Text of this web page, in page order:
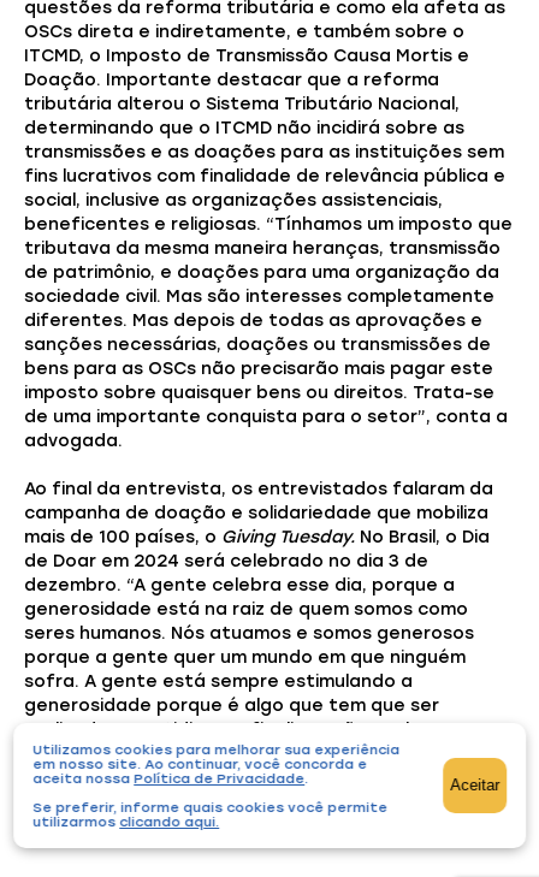
Utilizamos cookies para melhorar sua experiência
em nosso site. Ao continuar, você concorda e
aceita nossaPolítica de Privacidade.
Se preferir, informe quais cookies você permite
utilizarmosclicando aqui.
Aceitar
questões da reforma tributária e como ela afeta as
OSCs direta e indiretamente, e também sobre o
ITCMD, o Imposto de Transmissão Causa Mortis e
Doação. Importante destacar que a reforma
tributária alterou o Sistema Tributário Nacional,
determinando que o ITCMD não incidirá sobre as
transmissões e as doações para as instituições sem
fins lucrativos com finalidade de relevância pública e
social, inclusive as organizações assistenciais,
beneficentes e religiosas. “Tínhamos um imposto que
tributava da mesma maneira heranças, transmissão
de patrimônio, e doações para uma organização da
sociedade civil. Mas são interesses completamente
diferentes. Mas depois de todas as aprovações e
sanções necessárias, doações ou transmissões de
bens para as OSCs não precisarão mais pagar este
imposto sobre quaisquer bens ou direitos. Trata-se
de uma importante conquista para o setor”, conta a
advogada.
Ao final da entrevista, os entrevistados falaram da
campanha de doação e solidariedade que mobiliza
mais de 100 países, o Giving Tuesday. No Brasil, o Dia
de Doar em 2024 será celebrado no dia 3 de
dezembro. “A gente celebra esse dia, porque a
generosidade está na raiz de quem somos como
seres humanos. Nós atuamos e somos generosos
porque a gente quer um mundo em que ninguém
sofra. A gente está sempre estimulando a
generosidade porque é algo que tem que ser
realizado no cotidiano!”, finaliza João Paulo
Vergueiro.
Para assistir à essa e demais entrevistas do Conecta
Terceiro Setor,clique aqui